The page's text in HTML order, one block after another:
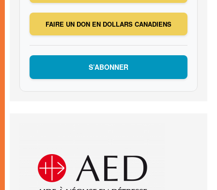
FAIRE UN DON EN DOLLARS CANADIENS
S’ABONNER